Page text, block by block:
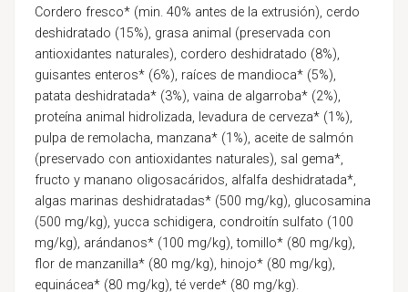
Cordero fresco* (min. 40% antes de la extrusión), cerdo
deshidratado (15%), grasa animal (preservada con
antioxidantes naturales), cordero deshidratado (8%),
guisantes enteros* (6%), raíces de mandioca* (5%),
patata deshidratada* (3%), vaina de algarroba* (2%),
proteína animal hidrolizada, levadura de cerveza* (1%),
pulpa de remolacha, manzana* (1%), aceite de salmón
(preservado con antioxidantes naturales), sal gema*,
fructo y manano oligosacáridos, alfalfa deshidratada*,
algas marinas deshidratadas* (500 mg/kg), glucosamina
(500 mg/kg), yucca schidigera, condroitín sulfato (100
mg/kg), arándanos* (100 mg/kg), tomillo* (80 mg/kg),
flor de manzanilla* (80 mg/kg), hinojo* (80 mg/kg),
equinácea* (80 mg/kg), té verde* (80 mg/kg).